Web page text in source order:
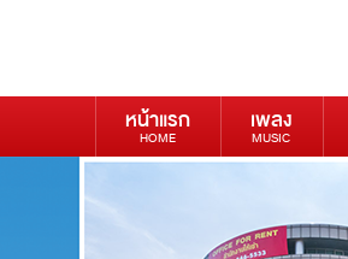
หน้าแรก
HOME
เพลง
MUSIC